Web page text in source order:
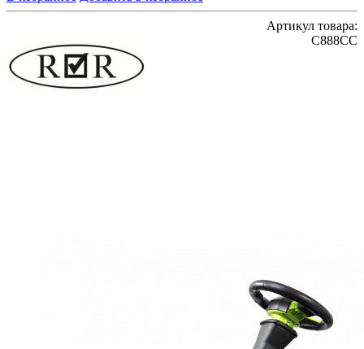
Артикул товара:
C888CC